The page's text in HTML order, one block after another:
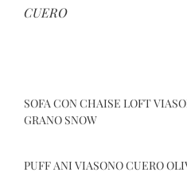
CUERO
SOFA CON CHAISE LOFT
GRANO SNOW
PUFF ANI VIASONO CUERO